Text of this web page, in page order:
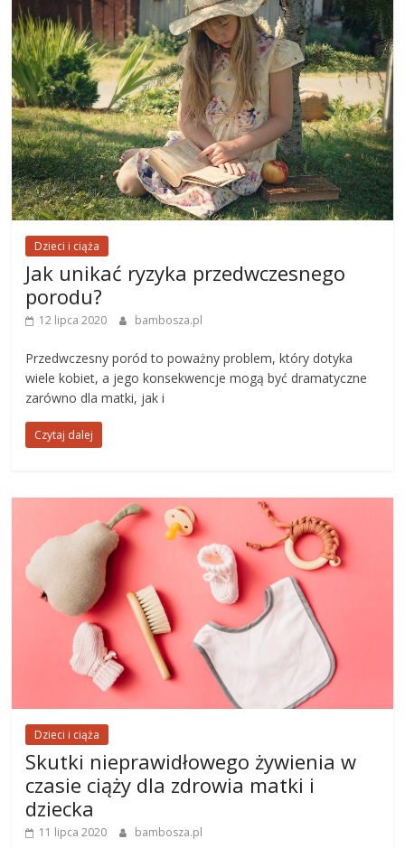
Dzieci i ciąża
Jak unikać ryzyka przedwczesnego
porodu?
12 lipca 2020 bambosza.pl
Przedwczesny poród to poważny problem, który dotyka
wiele kobiet, a jego konsekwencje mogą być dramatyczne
zarówno dla matki, jak i
Czytaj dalej
Dzieci i ciąża
Skutki nieprawidłowego żywienia w
czasie ciąży dla zdrowia matki i
dziecka
11 lipca 2020 bambosza.pl